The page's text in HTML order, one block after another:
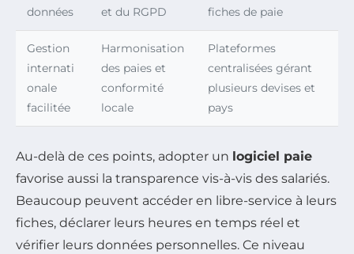
données
et du RGPD
fiches de paie
Gestion
internati
onale
facilitée
Harmonisation
des paies et
conformité
locale
Plateformes
centralisées gérant
plusieurs devises et
pays
Au-delà de ces points, adopter un logiciel paie
favorise aussi la transparence vis-à-vis des salariés.
Beaucoup peuvent accéder en libre-service à leurs
fiches, déclarer leurs heures en temps réel et
vérifier leurs données personnelles. Ce niveau